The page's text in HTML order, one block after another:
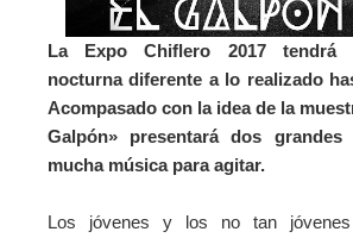
La Expo Chiflero 2017 tendrá
nocturna diferente a lo realizado
Acompasado con la idea de la
Galpón» presentará dos grandes
mucha música para agitar.
Los jóvenes y los no tan